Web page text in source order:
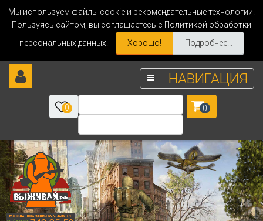
Мы используем файлы cookie и рекомендательные технологии.
Пользуясь сайтом, вы соглашаетесь с Политикой обработки
персональных данных.
Хорошо! Подробнее...
НАВИГАЦИЯ
0 0